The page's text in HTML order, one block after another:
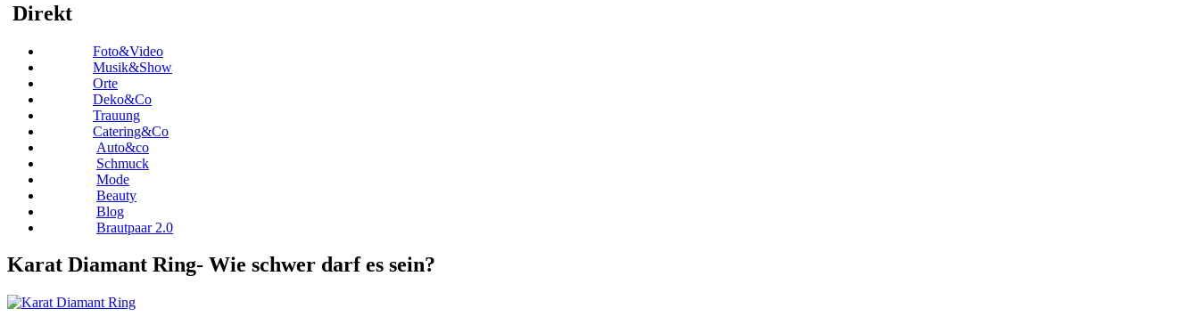
Direkt
Foto&Video
Musik&Show
Orte
Deko&Co
Trauung
Catering&Co
Auto&co
Schmuck
Mode
Beauty
Blog
Brautpaar 2.0
Karat Diamant Ring- Wie schwer darf es sein?